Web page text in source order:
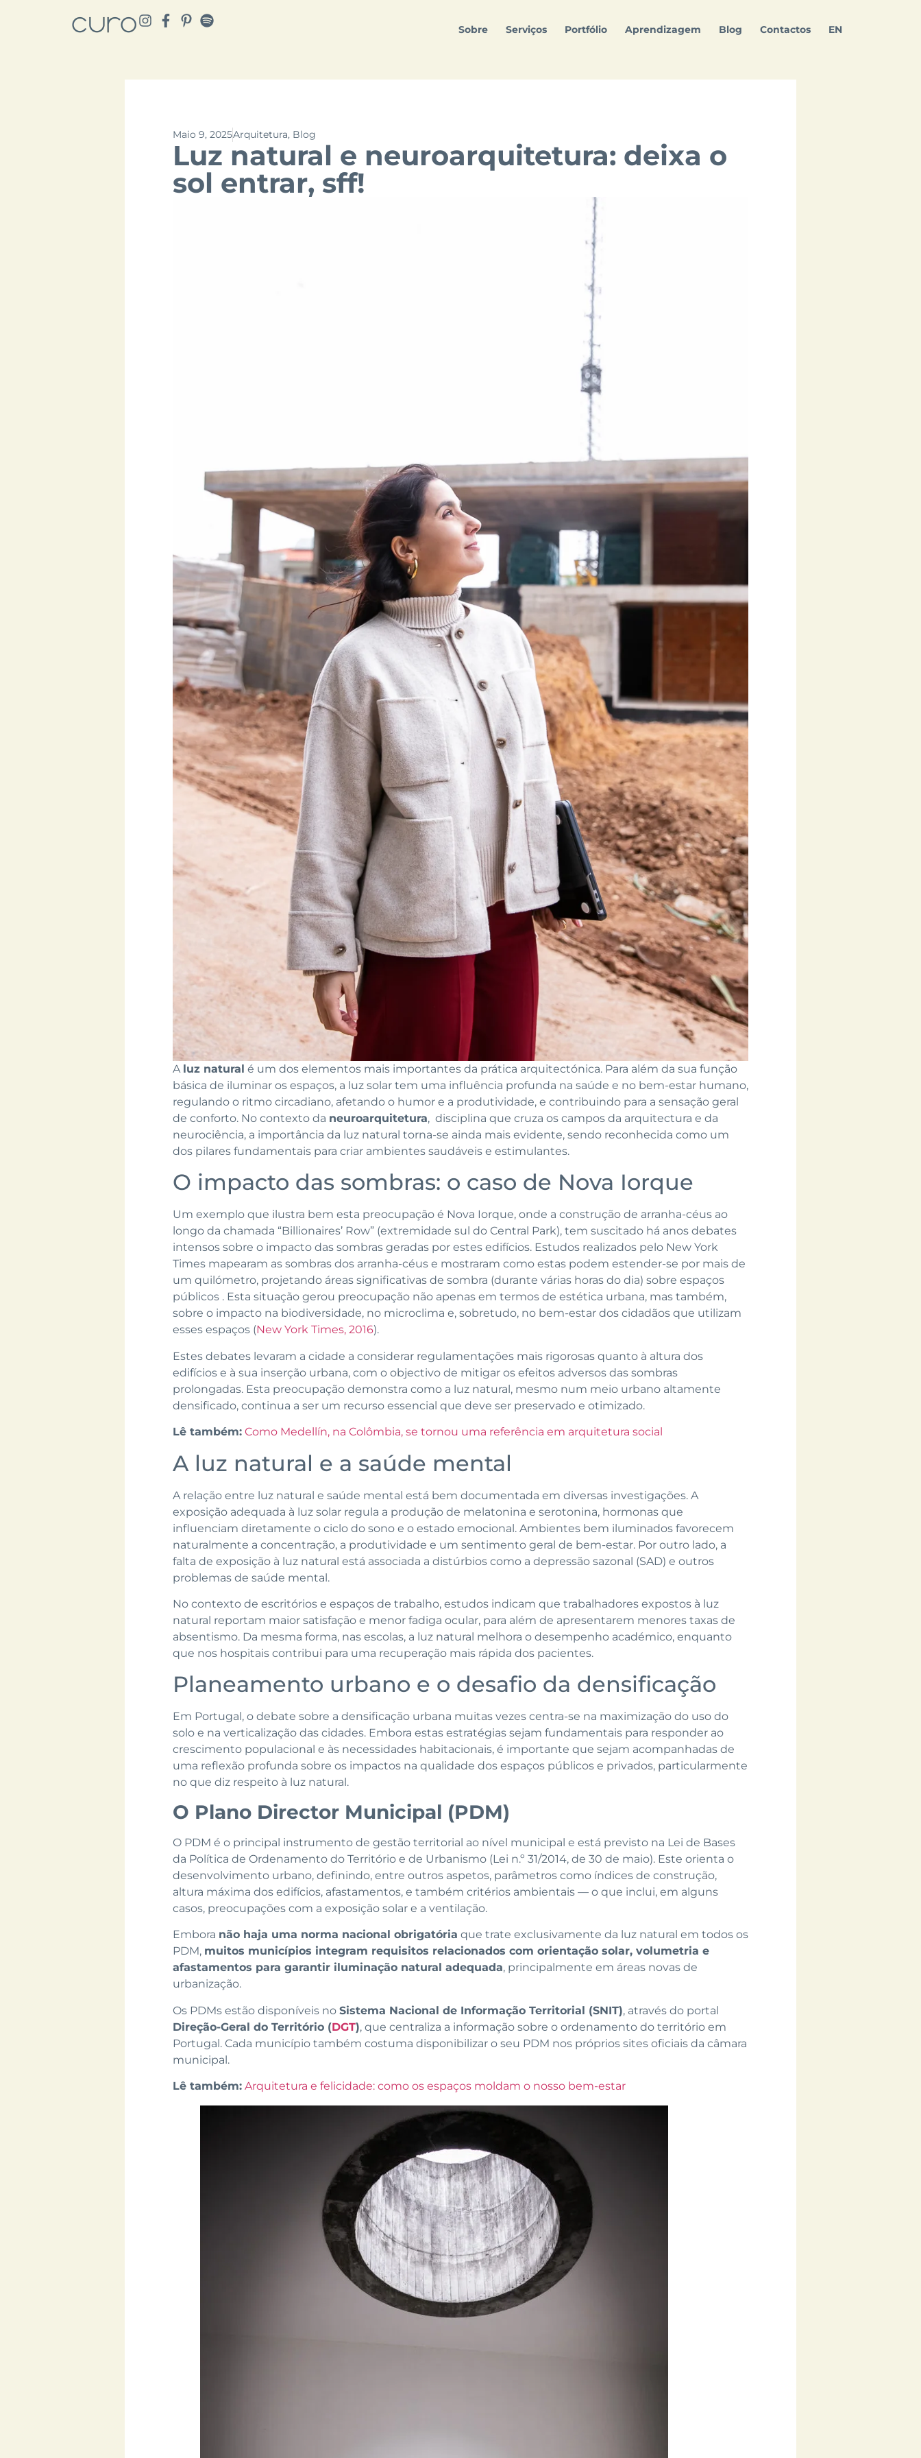
Sobre Serviços Portfólio Aprendizagem Blog Contactos EN
Maio 9, 2025Arquitetura, Blog
Luz natural e neuroarquitetura: deixa o
sol entrar, sff!
A luz natural é um dos elementos mais importantes da prática arquitectónica. Para além da sua função
básica de iluminar os espaços, a luz solar tem uma influência profunda na saúde e no bem-estar humano,
regulando o ritmo circadiano, afetando o humor e a produtividade, e contribuindo para a sensação geral
de conforto. No contexto da neuroarquitetura, disciplina que cruza os campos da arquitectura e da
neurociência, a importância da luz natural torna-se ainda mais evidente, sendo reconhecida como um
dos pilares fundamentais para criar ambientes saudáveis e estimulantes.
O impacto das sombras: o caso de Nova Iorque
Um exemplo que ilustra bem esta preocupação é Nova Iorque, onde a construção de arranha-céus ao
longo da chamada “Billionaires’ Row” (extremidade sul do Central Park), tem suscitado há anos debates
intensos sobre o impacto das sombras geradas por estes edifícios. Estudos realizados pelo New York
Times mapearam as sombras dos arranha-céus e mostraram como estas podem estender-se por mais de
um quilómetro, projetando áreas significativas de sombra (durante várias horas do dia) sobre espaços
públicos . Esta situação gerou preocupação não apenas em termos de estética urbana, mas também,
sobre o impacto na biodiversidade, no microclima e, sobretudo, no bem-estar dos cidadãos que utilizam
esses espaços (New York Times, 2016).
Estes debates levaram a cidade a considerar regulamentações mais rigorosas quanto à altura dos
edifícios e à sua inserção urbana, com o objectivo de mitigar os efeitos adversos das sombras
prolongadas. Esta preocupação demonstra como a luz natural, mesmo num meio urbano altamente
densificado, continua a ser um recurso essencial que deve ser preservado e otimizado.
Lê também: Como Medellín, na Colômbia, se tornou uma referência em arquitetura social
A luz natural e a saúde mental
A relação entre luz natural e saúde mental está bem documentada em diversas investigações. A
exposição adequada à luz solar regula a produção de melatonina e serotonina, hormonas que
influenciam diretamente o ciclo do sono e o estado emocional. Ambientes bem iluminados favorecem
naturalmente a concentração, a produtividade e um sentimento geral de bem-estar. Por outro lado, a
falta de exposição à luz natural está associada a distúrbios como a depressão sazonal (SAD) e outros
problemas de saúde mental.
No contexto de escritórios e espaços de trabalho, estudos indicam que trabalhadores expostos à luz
natural reportam maior satisfação e menor fadiga ocular, para além de apresentarem menores taxas de
absentismo. Da mesma forma, nas escolas, a luz natural melhora o desempenho académico, enquanto
que nos hospitais contribui para uma recuperação mais rápida dos pacientes.
Planeamento urbano e o desafio da densificação
Em Portugal, o debate sobre a densificação urbana muitas vezes centra-se na maximização do uso do
solo e na verticalização das cidades. Embora estas estratégias sejam fundamentais para responder ao
crescimento populacional e às necessidades habitacionais, é importante que sejam acompanhadas de
uma reflexão profunda sobre os impactos na qualidade dos espaços públicos e privados, particularmente
no que diz respeito à luz natural.
O Plano Director Municipal (PDM)
O PDM é o principal instrumento de gestão territorial ao nível municipal e está previsto na Lei de Bases
da Política de Ordenamento do Território e de Urbanismo (Lei n.º 31/2014, de 30 de maio). Este orienta o
desenvolvimento urbano, definindo, entre outros aspetos, parâmetros como índices de construção,
altura máxima dos edifícios, afastamentos, e também critérios ambientais — o que inclui, em alguns
casos, preocupações com a exposição solar e a ventilação.
Embora não haja uma norma nacional obrigatória que trate exclusivamente da luz natural em todos os
PDM, muitos municípios integram requisitos relacionados com orientação solar, volumetria e
afastamentos para garantir iluminação natural adequada, principalmente em áreas novas de
urbanização.
Os PDMs estão disponíveis no Sistema Nacional de Informação Territorial (SNIT), através do portal
Direção-Geral do Território (DGT), que centraliza a informação sobre o ordenamento do território em
Portugal. Cada município também costuma disponibilizar o seu PDM nos próprios sites oficiais da câmara
municipal.
Lê também: Arquitetura e felicidade: como os espaços moldam o nosso bem-estar